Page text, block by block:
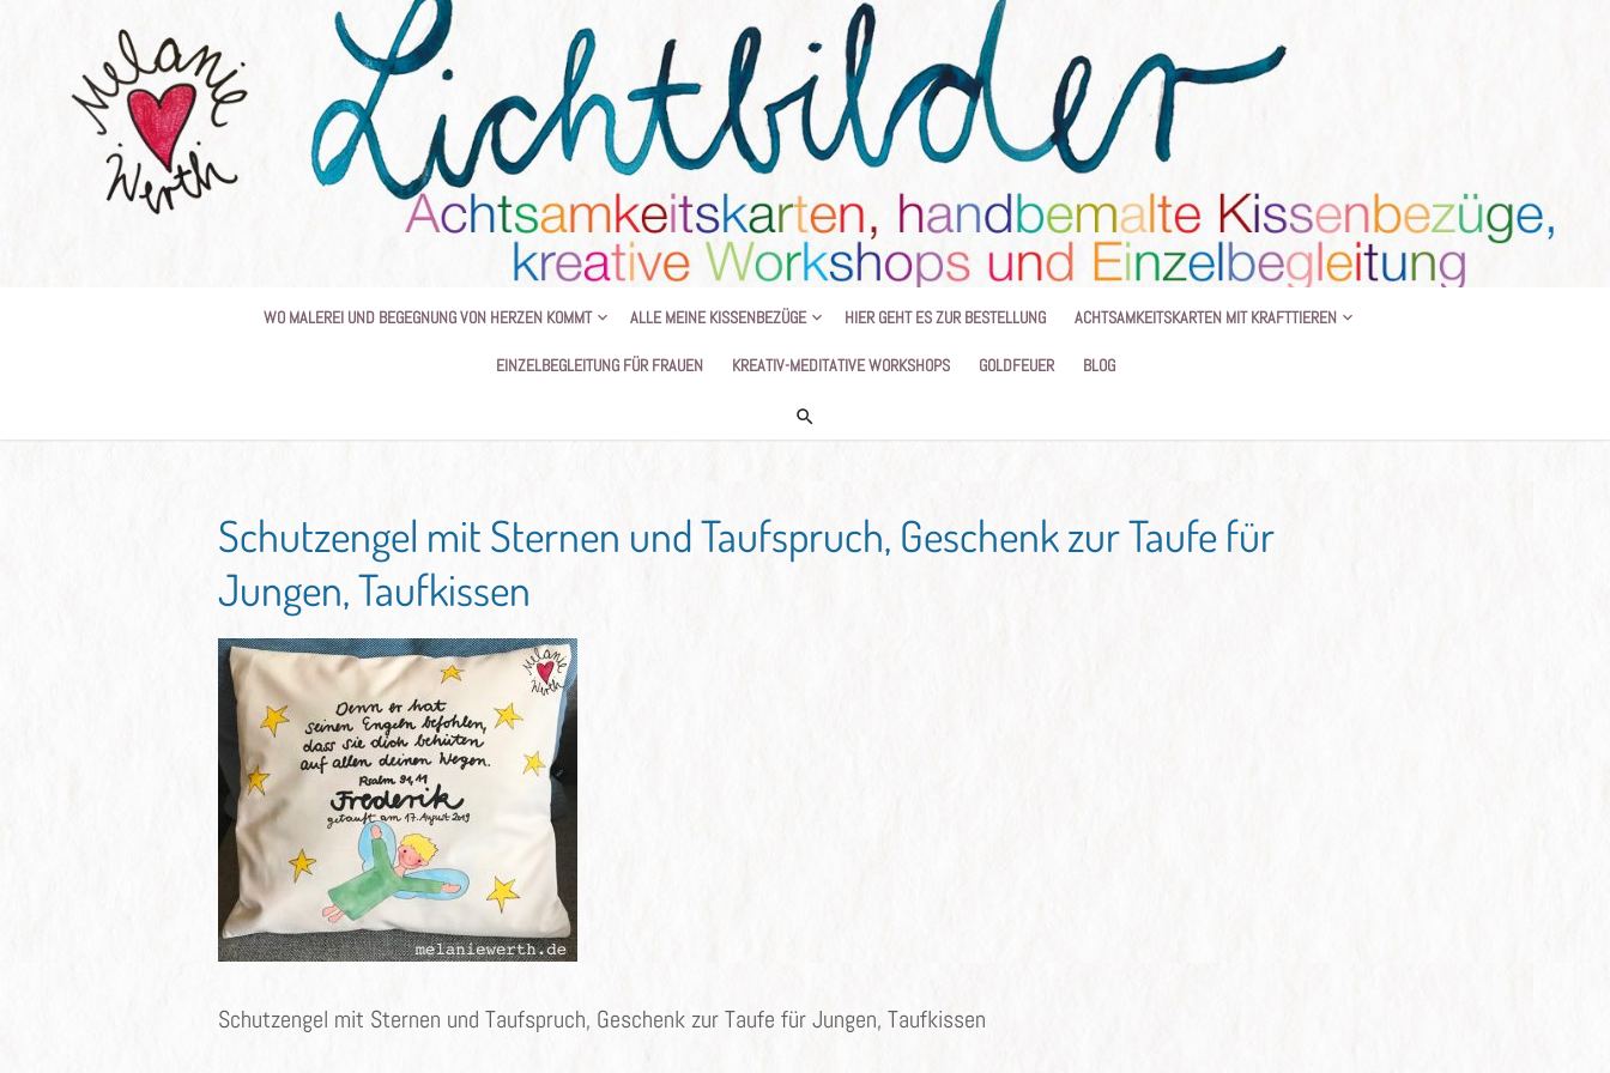
HANDGEMALTE KISSEN UND KREATIVE BEGLEITUNG
WO MALEREI UND BEGEGNUNG VON HERZEN KOMMT ALLE MEINE KISSENBEZÜGE HIER GEHT ES ZUR BESTELLUNG ACHTSAMKEITSKARTEN MIT KRAFTTIEREN
EINZELBEGLEITUNG FÜR FRAUEN KREATIV-MEDITATIVE WORKSHOPS GOLDFEUER BLOG
Schutzengel mit Sternen und Taufspruch, Geschenk zur Taufe für
Jungen, Taufkissen
Schutzengel mit Sternen und Taufspruch, Geschenk zur Taufe für Jungen, Taufkissen